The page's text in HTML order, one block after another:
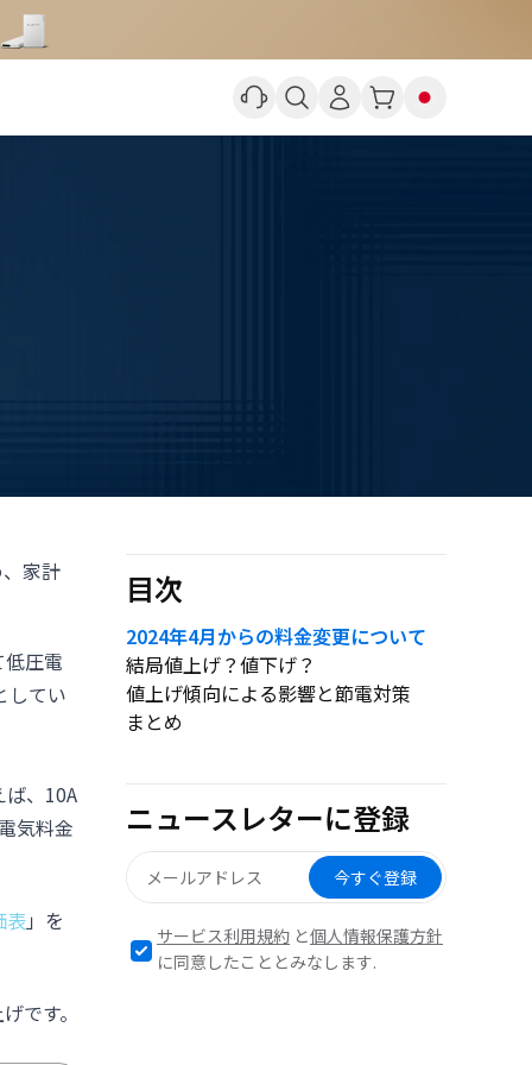
家計
圧電
してい
ば、10A
気料金
表」を
です。
目次
2024年4月からの料金変更について
結局値上げ？値下げ？
値上げ傾向による影響と節電対策
まとめ
ニュースレターに登録
今すぐ登録
サービス利用規約 と個人情報保護方針
に同意したこととみなします.